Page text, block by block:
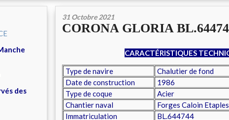
des
31 Octobre 2021
CORONA GLORIA
CARACTÉRISTIQUES
Type de navire
Chalutier de fond
Date de construction
1986
Type de coque
Acier
Chantier naval
Forges Caloin
Immatriculation
BL.644744